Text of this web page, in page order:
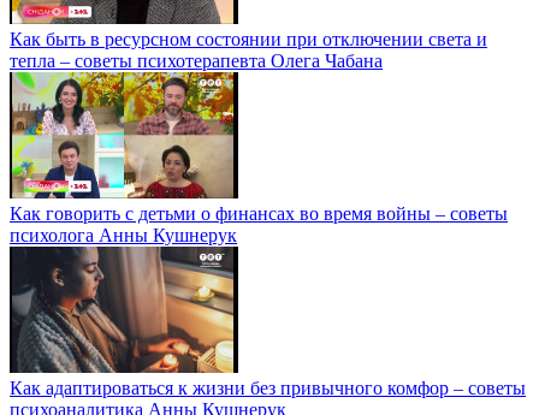
Как быть в ресурсном состоянии при отключении света и
тепла – советы психотерапевта Олега Чабана
Как говорить с детьми о финансах во время войны – советы
психолога Анны Кушнерук
Как адаптироваться к жизни без привычного комфор – советы
психоаналитика Анны Кушнерук